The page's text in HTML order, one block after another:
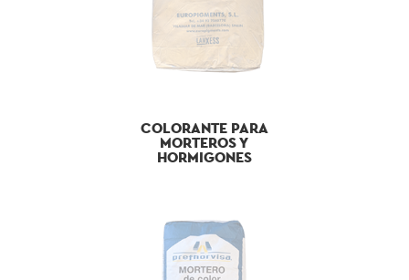
COLORANTE PARA
MORTEROS Y
HORMIGONES